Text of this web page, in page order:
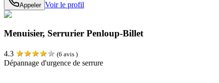
Appeler Voir le profil
Menuisier, Serrurier Penloup-Billet
4.3 ★★★★★ (6 avis )
Dépannage d'urgence de serrure